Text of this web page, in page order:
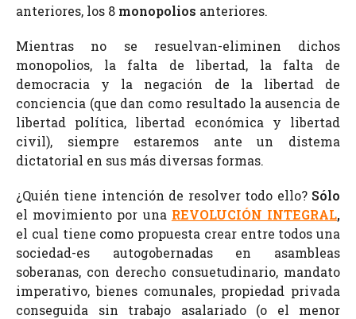
anteriores, los 8 monopolios anteriores.
Mientras no se resuelvan-eliminen dichos
monopolios, la falta de libertad, la falta de
democracia y la negación de la libertad de
conciencia (que dan como resultado la ausencia de
libertad política, libertad económica y libertad
civil), siempre estaremos ante un distema
dictatorial en sus más diversas formas.
¿Quién tiene intención de resolver todo ello? Sólo
el movimiento por una REVOLUCIÓN INTEGRAL,
el cual tiene como propuesta crear entre todos una
sociedad-es autogobernadas en asambleas
soberanas, con derecho consuetudinario, mandato
imperativo, bienes comunales, propiedad privada
conseguida sin trabajo asalariado (o el menor